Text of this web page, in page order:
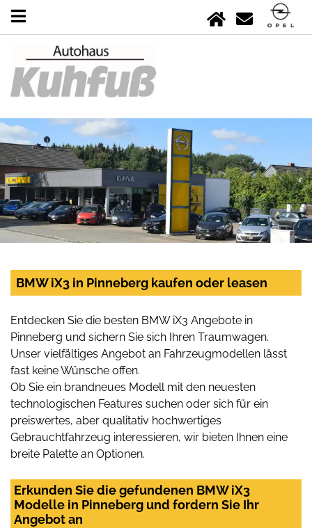
BMW iX3 in Pinneberg kaufen oder leasen
Entdecken Sie die besten BMW iX3 Angebote in
Pinneberg und sichern Sie sich Ihren Traumwagen.
Unser vielfältiges Angebot an Fahrzeugmodellen lässt
fast keine Wünsche offen.
Ob Sie ein brandneues Modell mit den neuesten
technologischen Features suchen oder sich für ein
preiswertes, aber qualitativ hochwertiges
Gebrauchtfahrzeug interessieren, wir bieten Ihnen eine
breite Palette an Optionen.
Erkunden Sie die gefundenen BMW iX3
Modelle in Pinneberg und fordern Sie Ihr
Angebot an